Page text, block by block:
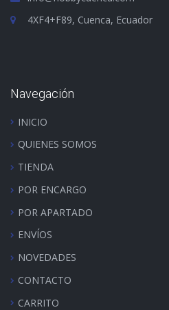
4XF4+F89, Cuenca, Ecuador
Navegación
INICIO
QUIENES SOMOS
TIENDA
POR ENCARGO
POR APARTADO
ENVÍOS
NOVEDADES
CONTACTO
CARRITO